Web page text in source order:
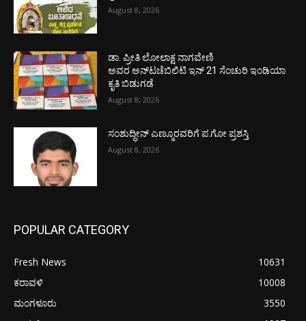
August 8, 2026
ಡಾ. ಪ್ರೀತಿ ಲೋಲಾಕ್ಷ ನಾಗವೇಣಿ
ಅವರ ಅನ್‌ಟಚೆಬಿಲಿಟಿ ಇನ್ 21 ಸೆಂಚುರಿ ಇಂಡಿಯಾ
ಕೃತಿ ಬಿಡುಗಡೆ
August 8, 2026
ಸಂಶುದ್ಧೀನ್ ಎಣ್ಮೂರವರಿಗೆ ಪ.ಗೋ ಪ್ರಶಸ್ತಿ
August 8, 2026
POPULAR CATEGORY
Fresh News
10631
ಕರಾವಳಿ
10008
ಮಂಗಳೂರು
3550